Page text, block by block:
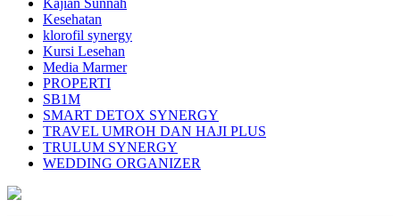
Kajian Sunnah
Kesehatan
klorofil synergy
Kursi Lesehan
Media Marmer
PROPERTI
SB1M
SMART DETOX SYNERGY
TRAVEL UMROH DAN HAJI PLUS
TRULUM SYNERGY
WEDDING ORGANIZER